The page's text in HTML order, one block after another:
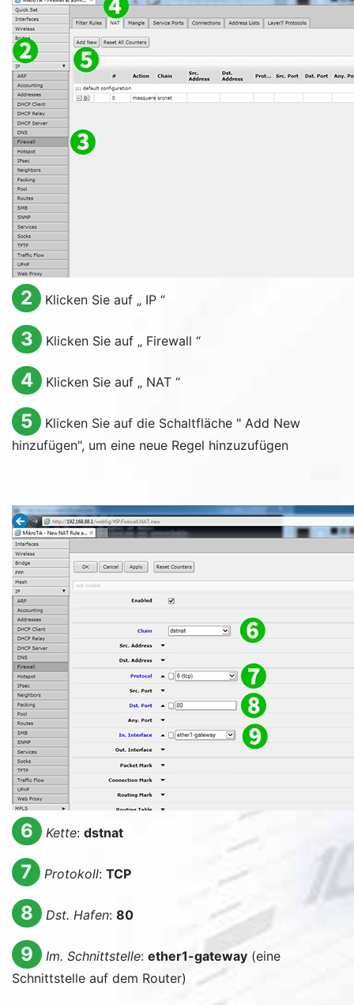
2 Klicken Sie auf „ IP“
3 Klicken Sie auf „ Firewall “
4 Klicken Sie auf „ NAT“
5 Klicken Sie auf die Schaltfläche " Add New
hinzufügen", um eine neue Regel hinzuzufügen
6 Kette: dstnat
7 Protokoll: TCP
8 Dst. Hafen: 80
9 Im. Schnittstelle: ether1-gateway(eine
Schnittstelle auf dem Router)